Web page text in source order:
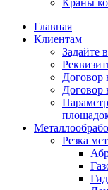
Главная
Клиентам
Задайте
Договор
Договор
Резка